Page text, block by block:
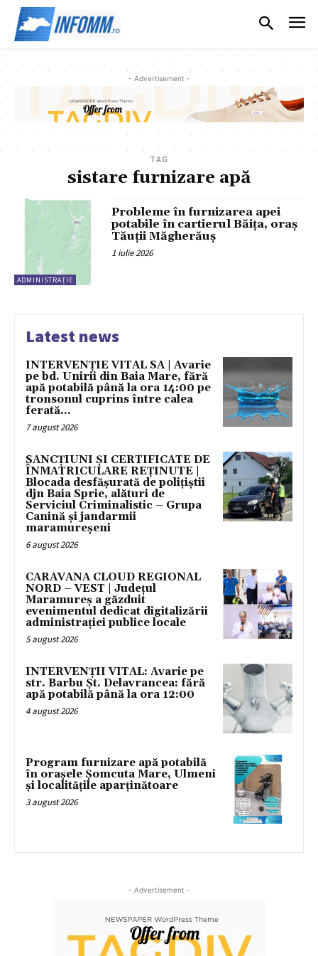
- Advertisement -
TAG
sistare furnizare apă
ADMINISTRAȚIE
Probleme în furnizarea apei
potabile în cartierul Băița, oraș
Tăuții Măgherăuș
1 iulie 2026
Latest news
INTERVENȚIE VITAL SA | Avarie
pe bd. Unirii din Baia Mare, fără
apă potabilă până la ora 14:00 pe
tronsonul cuprins între calea
ferată...
7 august 2026
SANCȚIUNI ȘI CERTIFICATE DE
ÎNMATRICULARE REȚINUTE |
Blocada desfășurată de polițiștii
djn Baia Sprie, alături de
Serviciul Criminalistic – Grupa
Canină și jandarmii
maramureșeni
6 august 2026
CARAVANA CLOUD REGIONAL
NORD – VEST | Județul
Maramureș a găzduit
evenimentul dedicat digitalizării
administrației publice locale
5 august 2026
INTERVENȚII VITAL: Avarie pe
str. Barbu Șt. Delavrancea: fără
apă potabilă până la ora 12:00
4 august 2026
Program furnizare apă potabilă
în orașele Șomcuta Mare, Ulmeni
și localitățile aparținătoare
3 august 2026
- Advertisement -